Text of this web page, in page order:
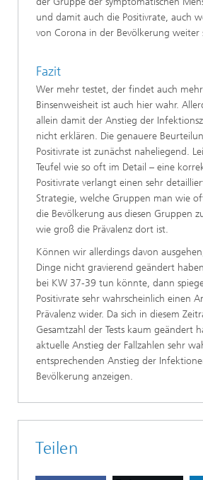
und damit auch die Positivrate, auch
von Corona in der Bevölkerung weiter
Fazit
Wer mehr testet, der findet auch
Binsenweisheit ist auch hier wahr.
allein damit der Anstieg der
nicht erklären. Die genauere
Positivrate ist zunächst naheliegend.
Teufel wie so oft im Detail – eine
Positivrate verlangt einen sehr
Strategie, welche Gruppen man wie
die Bevölkerung aus diesen Gruppen
wie groß die Prävalenz dort ist.
Können wir allerdings davon
Dinge nicht gravierend geändert
bei KW 37-39 tun könnte, dann
Positivrate sehr wahrscheinlich einen
Prävalenz wider. Da sich in diesem
Gesamtzahl der Tests kaum geändert
aktuelle Anstieg der Fallzahlen sehr
entsprechenden Anstieg der
Bevölkerung anzeigen.
Teilen